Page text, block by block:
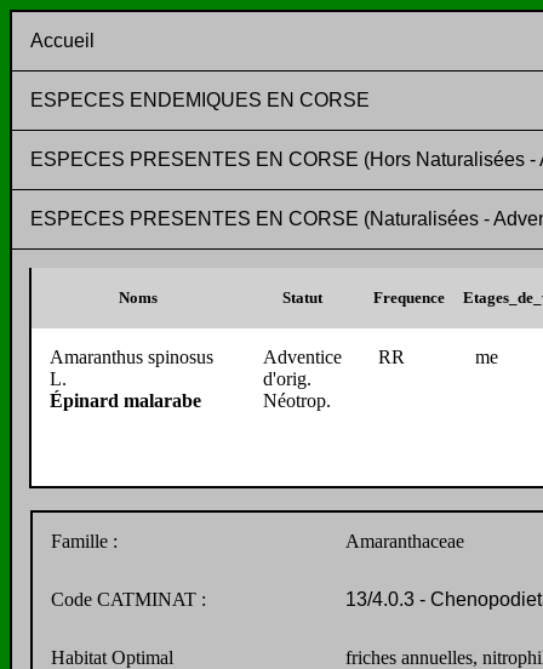
Accueil
ESPECES ENDEMIQUES EN CORSE
ESPECES PRESENTES EN CORSE (Hors Naturalisées
ESPECES PRESENTES EN CORSE (Naturalisées -
Noms Statut Frequence
Amaranthus spinosus
L.
Épinard malarabe
Adventice
d'orig.
Néotrop.
RR me
Famille : Amaranthaceae
Code CATMINAT : 13/4.0.3 -
Habitat Optimal friches annuelles,